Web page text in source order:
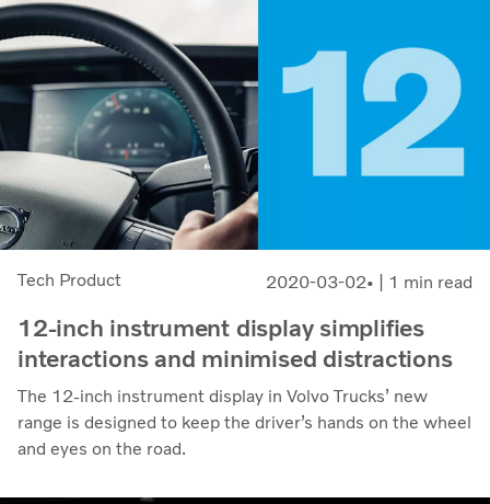
Tech Product 2020-03-02 | 1 min read
12-inch instrument display simplifies
interactions and minimised distractions
The 12-inch instrument display in Volvo Trucks’ new
range is designed to keep the driver’s hands on the wheel
and eyes on the road.